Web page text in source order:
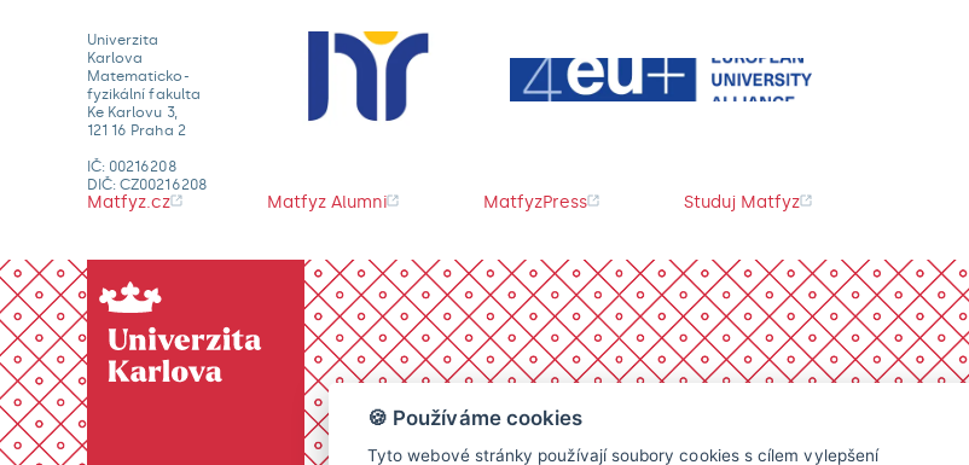
Univerzita
Karlova
Matematicko-
fyzikální fakulta
Ke Karlovu 3,
121 16 Praha 2
IČ: 00216208
DIČ: CZ00216208
Matfyz.cz Matfyz Alumni MatfyzPress Studuj Matfyz
🍪 Používáme cookies
Tyto webové stránky používají soubory cookies s cílem vylepšení